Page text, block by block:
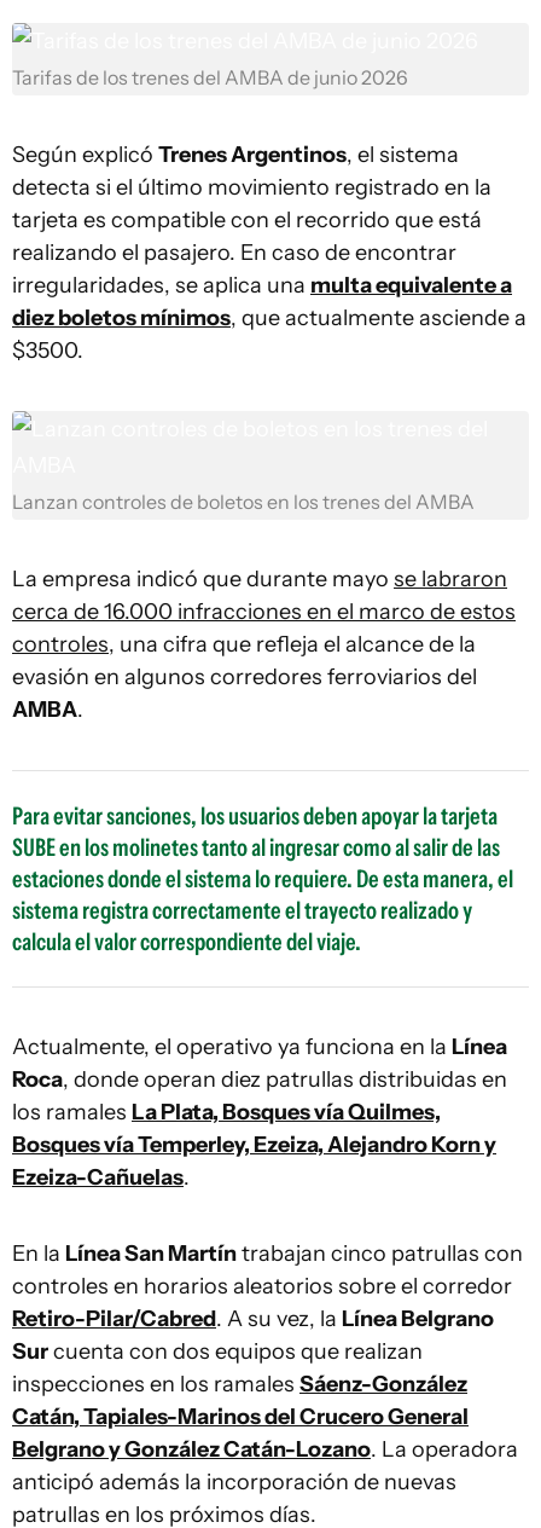
Tarifas de los trenes del AMBA de junio 2026
Según explicó Trenes Argentinos, el sistema
detecta si el último movimiento registrado en la
tarjeta es compatible con el recorrido que está
realizando el pasajero. En caso de encontrar
irregularidades, se aplica una multa equivalente a
diez boletos mínimos, que actualmente asciende a
$3500.
Lanzan controles de boletos en los trenes del AMBA
La empresa indicó que durante mayo se labraron
cerca de 16.000 infracciones en el marco de estos
controles, una cifra que refleja el alcance de la
evasión en algunos corredores ferroviarios del
AMBA.
Para evitar sanciones, los usuarios deben apoyar la tarjeta
SUBE en los molinetes tanto al ingresar como al salir de las
estaciones donde el sistema lo requiere. De esta manera, el
sistema registra correctamente el trayecto realizado y
calcula el valor correspondiente del viaje.
Actualmente, el operativo ya funciona en la Línea
Roca, donde operan diez patrullas distribuidas en
los ramales La Plata, Bosques vía Quilmes,
Bosques vía Temperley, Ezeiza, Alejandro Korn y
Ezeiza-Cañuelas.
En la Línea San Martíntrabajan cinco patrullas con
controles en horarios aleatorios sobre el corredor
Retiro-Pilar/Cabred. A su vez, la Línea Belgrano
Surcuenta con dos equipos que realizan
inspecciones en los ramales Sáenz-González
Catán, Tapiales-Marinos del Crucero General
Belgrano y González Catán-Lozano. La operadora
anticipó además la incorporación de nuevas
patrullas en los próximos días.